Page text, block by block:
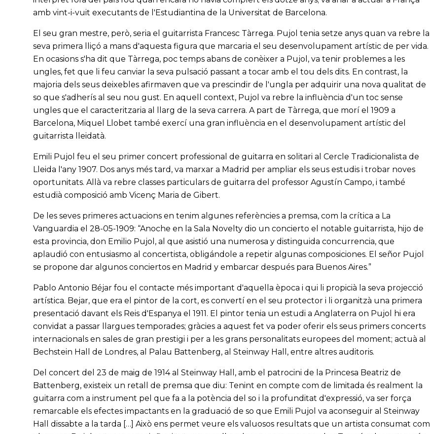
amb vint-i-vuit executants de l'Estudiantina de la Universitat de Barcelona.
El seu gran mestre, però, seria el guitarrista Francesc Tàrrega. Pujol tenia setze anys quan va rebre la
seva primera lliçó a mans d'aquesta figura que marcaria el seu desenvolupament artístic de per vida.
En ocasions s'ha dit que Tàrrega, poc temps abans de conèixer a Pujol, va tenir problemes a les
ungles, fet que li feu canviar la seva pulsació passant a tocar amb el tou dels dits. En contrast, la
majoria dels seus deixebles afirmaven que va prescindir de l'ungla per adquirir una nova qualitat de
so que s'adherís al seu nou gust. En aquell context, Pujol va rebre la influència d'un toc sense
ungles que el caracteritzaria al llarg de la seva carrera. A part de Tàrrega, que morí el 1909 a
Barcelona, Miquel Llobet també exercí una gran influència en el desenvolupament artístic del
guitarrista lleidatà.
Emili Pujol feu el seu primer concert professional de guitarra en solitari al Cercle Tradicionalista de
Lleida l'any 1907. Dos anys més tard, va marxar a Madrid per ampliar els seus estudis i trobar noves
oportunitats. Allà va rebre classes particulars de guitarra del professor Agustín Campo, i també
estudià composició amb Vicenç Maria de Gibert.
De les seves primeres actuacions en tenim algunes referències a premsa, com la crítica a La
Vanguardia el 28-05-1909: “Anoche en la Sala Novelty dio un concierto el notable guitarrista, hijo de
esta provincia, don Emilio Pujol, al que asistió una numerosa y distinguida concurrencia, que
aplaudió con entusiasmo al concertista, obligándole a repetir algunas composiciones. El señor Pujol
se propone dar algunos conciertos en Madrid y embarcar después para Buenos Aires.”
Pablo Antonio Béjar fou el contacte més important d'aquella època i qui li propicià la seva projecció
artística. Bejar, que era el pintor de la cort, es convertí en el seu protector i li organitzà una primera
presentació davant els Reis d'Espanya el 1911. El pintor tenia un estudi a Anglaterra on Pujol hi era
convidat a passar llargues temporades; gràcies a aquest fet va poder oferir els seus primers concerts
internacionals en sales de gran prestigi i per a les grans personalitats europees del moment; actuà al
Bechstein Hall de Londres, al Palau Battenberg, al Steinway Hall, entre altres auditoris.
Del concert del 23 de maig de 1914 al Steinway Hall, amb el patrocini de la Princesa Beatriz de
Battenberg, existeix un retall de premsa que diu: Tenint en compte com de limitada és realment la
guitarra com a instrument pel que fa a la potència del so i la profunditat d'expressió, va ser força
remarcable els efectes impactants en la graduació de so que Emili Pujol va aconseguir al Steinway
Hall dissabte a la tarda […] Això ens permet veure els valuosos resultats que un artista consumat com